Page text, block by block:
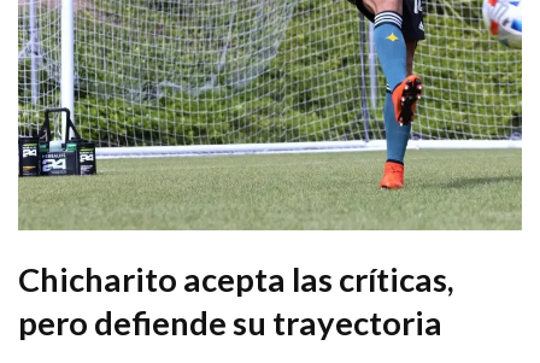
Chicharito acepta las críticas,
pero defiende su trayectoria